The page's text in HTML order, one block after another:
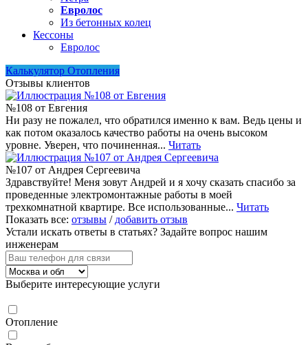
Евролос
Из бетонных колец
Кессоны
Евролос
Калькулятор Отопления
Отзывы клиентов
№108 от Евгения
Ни разу не пожалел, что обратился именно к вам. Ведь цены и
как потом оказалось качество работы на очень высоком
уровне. Уверен, что починенная... Читать
№107 от Андрея Сергеевича
Здравствуйте! Меня зовут Андрей и я хочу сказать спасибо за
проведенные электромонтажные работы в моей
трехкомнатной квартире. Все использованные... Читать
Показать все: отзывы / добавить отзыв
Устали искать ответы в статьях? Задайте вопрос нашим
инженерам
Выберите интересующие услуги
Отопление